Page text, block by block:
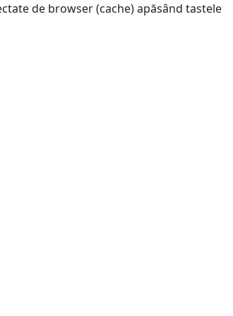
de browser (cache) apăsând tastele